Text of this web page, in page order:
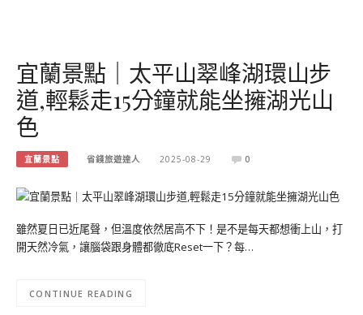
宜蘭景點｜太平山翠峰湖環山步
道,輕鬆走15分鐘就能坐擁湖光山
色
宜蘭景點 省錢旅遊達人 2025-08-29 0
雖然夏日已近尾聲，但溫度依然居高不下！是不是每天都想衝上山，打
開天然冷氣，讓腦袋跟身體都徹底Reset一下？每…
CONTINUE READING